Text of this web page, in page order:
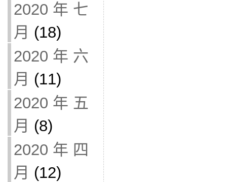
2020 年 七
月 (18)
2020 年 六
月 (11)
2020 年 五
月 (8)
2020 年 四
月 (12)